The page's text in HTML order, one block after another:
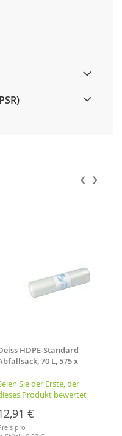
HDPE-Standard
70 L, 575 x
Sie der Erste, der
Produkt bewertet
€
pro
‹ ›